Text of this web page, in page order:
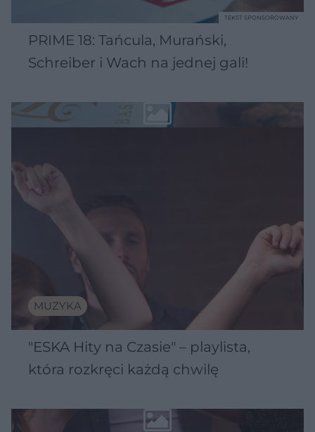
PRIME 18: Tańcula, Murański,
Schreiber i Wach na jednej gali!
TEKST SPONSOROWANY
MUZYKA
"ESKA Hity na Czasie" – playlista,
która rozkręci każdą chwilę